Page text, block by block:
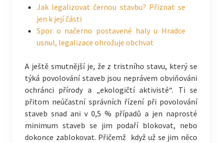
Jak legalizovat černou stavbu? Přiznat se
jen k její části
Spor o načerno postavené haly u Hradce
usnul, legalizace ohrožuje obchvat
A ještě smutnější je, že z tristního stavu, který se
týká povolování staveb jsou neprávem obviňováni
ochránci přírody a „ekologičtí aktivisté“. Ti se
přitom neúčastní správních řízení při povolování
staveb snad ani v 0,5 % případů a jen naprosté
minimum staveb se jim podaří blokovat, nebo
dokonce zablokovat. Přičemž když už se jim něco